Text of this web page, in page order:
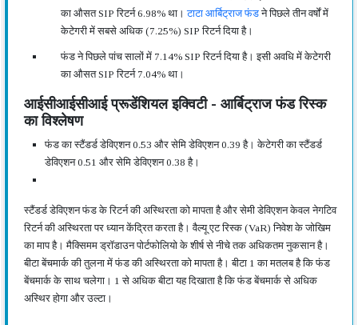
का औसत SIP रिटर्न 6.98% था।टाटा आर्बिट्राज फंडने पिछले तीन वर्षों में
केटेगरी में सबसे अधिक (7.25%) SIP रिटर्न दिया है।
फंड ने पिछले पांच सालों में 7.14% SIP रिटर्न दिया है। इसी अवधि में केटेगरी
का औसत SIP रिटर्न 7.04% था।
आईसीआईसीआई प्रूडेंशियल इक्विटी - आर्बिट्राज फंड रिस्क
का विश्लेषण
फंड का स्टैंडर्ड डेविएशन 0.53 और सेमि डेविएशन 0.39 है। केटेगरी का स्टैंडर्ड
डेविएशन 0.51 और सेमि डेविएशन 0.38 है।
स्टैंडर्ड डेविएशन फंड के रिटर्न की अस्थिरता को मापता है और सेमी डेविएशन केवल नेगटिव
रिटर्न की अस्थिरता पर ध्यान केंद्रित करता है। वैल्यू एट रिस्क (VaR) निवेश के जोखिम
का माप है। मैक्सिमम ड्रॉडाउन पोर्टफोलियो के शीर्ष से नीचे तक अधिकतम नुकसान है।
बीटा बेंचमार्क की तुलना में फंड की अस्थिरता को मापता है। बीटा 1 का मतलब है कि फंड
बेंचमार्क के साथ चलेगा। 1 से अधिक बीटा यह दिखाता है कि फंड बेंचमार्क से अधिक
अस्थिर होगा और उल्टा।